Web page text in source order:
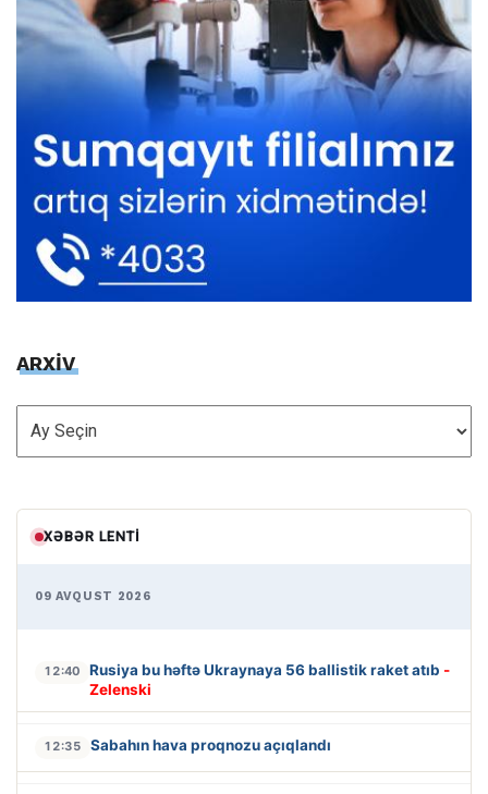
ARXİV
ARXİV
XƏBƏR LENTI
09 AVQUST 2026
12:40 Rusiya bu həftə Ukraynaya 56 ballistik raket atıb -
Zelenski
12:35 Sabahın hava proqnozu açıqlandı